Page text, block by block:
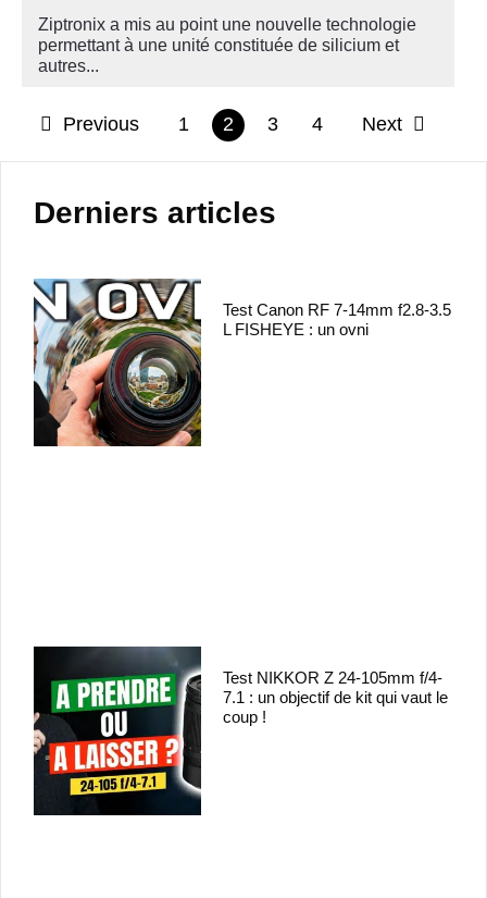
Ziptronix a mis au point une nouvelle technologie
permettant à une unité constituée de silicium et
autres...
Previous 1 2 3 4 Next
Derniers articles
Test Canon RF 7-14mm f2.8-3.5
L FISHEYE : un ovni
Test NIKKOR Z 24-105mm f/4-
7.1 : un objectif de kit qui vaut le
coup !